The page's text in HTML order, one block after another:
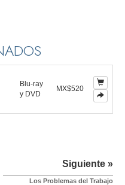
Blu-ray
y DVD
MX$520
Siguiente »
Los Problemas del Trabajo